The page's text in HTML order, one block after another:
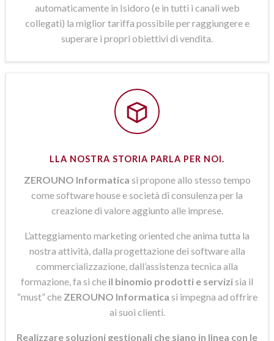
automaticamente in Isidoro (e in tutti i canali web
collegati) la miglior tariffa possibile per raggiungere e
superare i propri obiettivi di vendita.
LLA NOSTRA STORIA PARLA PER NOI.
ZEROUNO Informatica si propone allo stesso tempo
come software house e società di consulenza per la
creazione di valore aggiunto alle imprese.
L’atteggiamento marketing oriented che anima tutta la
nostra attività, dalla progettazione dei software alla
commercializzazione, dall’assistenza tecnica alla
formazione, fa si che il binomio prodotti e servizisia il
“must” che ZEROUNO Informatica si impegna ad offrire
ai suoi clienti.
Realizzare soluzioni gestionali che siano in linea con le